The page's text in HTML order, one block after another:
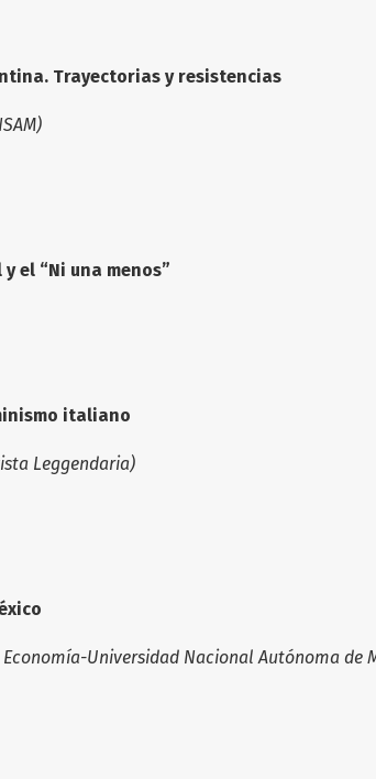
Trayectorias y resistencias
el “Ni una menos”
italiano
Leggendaria)
Universidad Nacional Autónoma de